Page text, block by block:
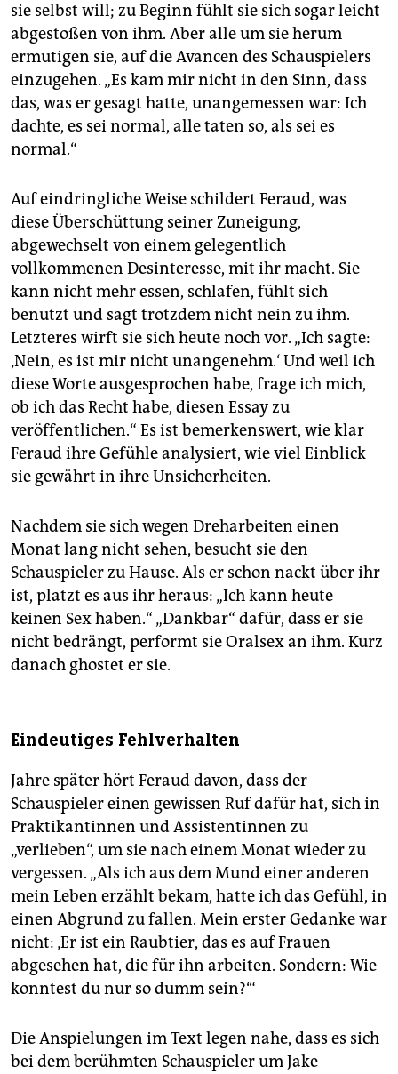
sie selbst will; zu Beginn fühlt sie sich sogar leicht
abgestoßen von ihm. Aber alle um sie herum
ermutigen sie, auf die Avancen des Schauspielers
einzugehen. „Es kam mir nicht in den Sinn, dass
das, was er gesagt hatte, unangemessen war: Ich
dachte, es sei normal, alle taten so, als sei es
normal.“
Auf eindringliche Weise schildert Feraud, was
diese Überschüttung seiner Zuneigung,
abgewechselt von einem gelegentlich
vollkommenen Desinteresse, mit ihr macht. Sie
kann nicht mehr essen, schlafen, fühlt sich
benutzt und sagt trotzdem nicht nein zu ihm.
Letzteres wirft sie sich heute noch vor. „Ich sagte:
‚Nein, es ist mir nicht unangenehm.‘ Und weil ich
diese Worte ausgesprochen habe, frage ich mich,
ob ich das Recht habe, diesen Essay zu
veröffentlichen.“ Es ist bemerkenswert, wie klar
Feraud ihre Gefühle analysiert, wie viel Einblick
sie gewährt in ihre Unsicherheiten.
Nachdem sie sich wegen Dreharbeiten einen
Monat lang nicht sehen, besucht sie den
Schauspieler zu Hause. Als er schon nackt über ihr
ist, platzt es aus ihr heraus: „Ich kann heute
keinen Sex haben.“ „Dankbar“ dafür, dass er sie
nicht bedrängt, performt sie Oralsex an ihm. Kurz
danach ghostet er sie.
Eindeutiges Fehlverhalten
Jahre später hört Feraud davon, dass der
Schauspieler einen gewissen Ruf dafür hat, sich in
Praktikantinnen und Assistentinnen zu
„verlieben“, um sie nach einem Monat wieder zu
vergessen. „Als ich aus dem Mund einer anderen
mein Leben erzählt bekam, hatte ich das Gefühl, in
einen Abgrund zu fallen. Mein erster Gedanke war
nicht: ‚Er ist ein Raubtier, das es auf Frauen
abgesehen hat, die für ihn arbeiten. Sondern: Wie
konntest du nur so dumm sein?‘“
Die Anspielungen im Text legen nahe, dass es sich
bei dem berühmten Schauspieler um Jake